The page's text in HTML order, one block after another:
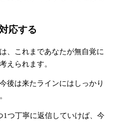
応する
、これまであなたが無自覚に
えられます。
後は来たラインにはしっかり
つ丁寧に返信していけば、今